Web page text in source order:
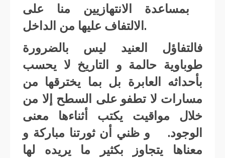
بمساعدة الانتهازيين منا على
الالتفاف عليها من الداخل.
فالتفاؤل العنيد ليس بالضرورة
طوباوية حالمة و التاريخ لا يحسب
بأحداثه العابرة بل بما يخترقها من
مسارات لا تطفو على السطح إلا من
خلال مواقيت يكتب أثناءها معنى
الوجود. و ظني أن ثورتنا مباركة و
معناها يتجاوز بكثير ما يريده لها